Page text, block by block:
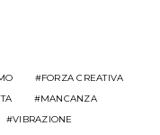
FORZA CREATIVA
MANCANZA
VIBRAZIONE